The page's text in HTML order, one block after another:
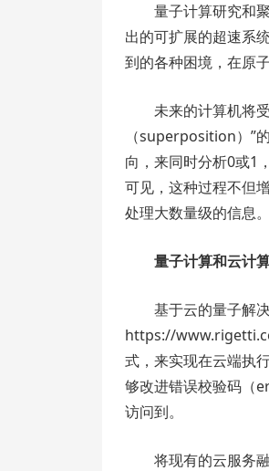
量子计算研究和
出的可扩展的超速系
到的各种困境，在原
未来的计算机将
（superposition）”
向，来同时分析0或1
可见，这种过程不但
处理大数量级的信息。
量子计算和云计
基于云的量子解
https://
式，来实现在云端执
够改进错误校验码（
访问到。
将现有的云服务